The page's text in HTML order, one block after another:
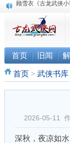
“武侠书库”查缺补
《古龙小说原貌探
顾雪衣《古龙武侠小
首页 旧闻
首页> 武侠书库
2026-05-11
深秋，夜凉如水